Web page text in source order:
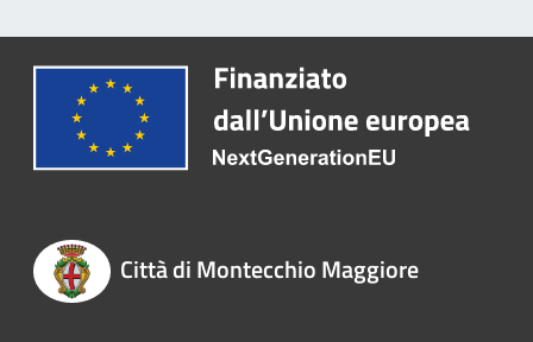
Città di Montecchio Maggiore